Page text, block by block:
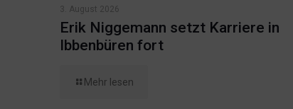
3. August 2026
Erik Niggemann setzt Karriere in
Ibbenbüren fort
Mehr lesen